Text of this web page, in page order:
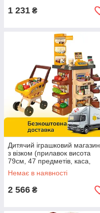
1 231 ₴
Дитячий іграшковий магазин
з візком (прилавок висота
79см, 47 предметів, каса,
звук, світло) Limo Toy 668-77
Немає в наявності
2 566 ₴